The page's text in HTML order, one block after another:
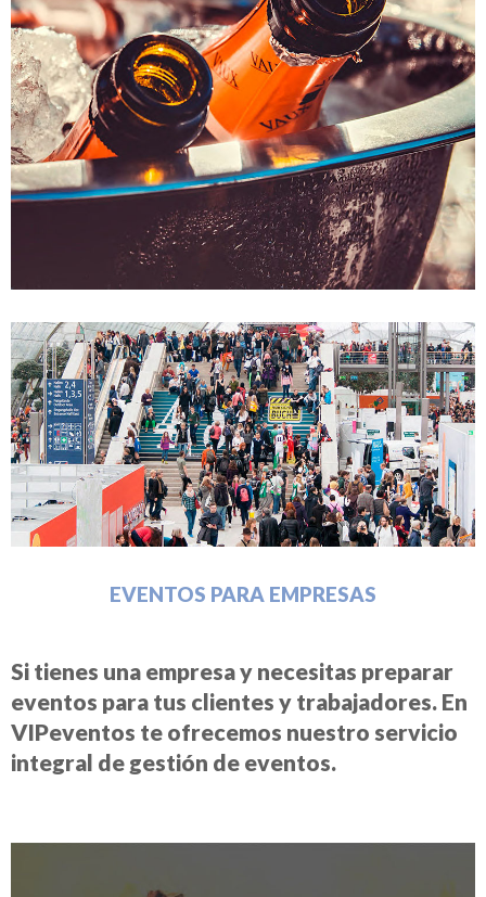
EVENTOS PARA EMPRESAS
Si tienes una empresa y necesitas preparar
eventos para tus clientes y trabajadores. En
VIPeventos te ofrecemos nuestro servicio
integral de gestión de eventos.